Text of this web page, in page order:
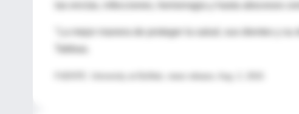
las encías, infecciones, hemorragia y hasta abscesos
"La mejor manera de proteger la salud, sus dientes y